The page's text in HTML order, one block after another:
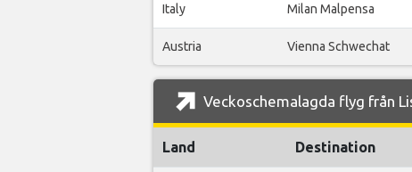
Italy Milan Malpensa
Austria Vienna Schwechat
Veckoschemalagda flyg från
Land Destination